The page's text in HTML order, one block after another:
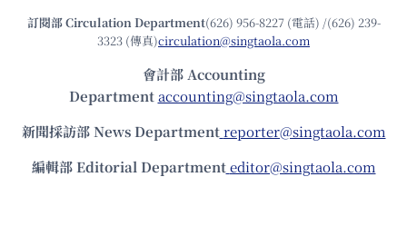
訂閱部 Circulation Department(626) 956-8227 (電話) /(626) 239-
3323 (傳真)circulation@singtaola.com
會計部 Accounting
Department accounting@singtaola.com
新聞採訪部 News Department reporter@singtaola.com
編輯部 Editorial Department editor@singtaola.com